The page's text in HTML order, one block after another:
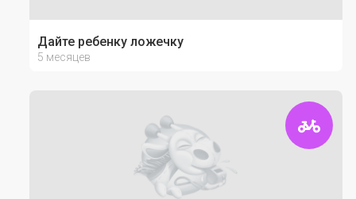
Дайте ребенку ложечку
5 месяцев